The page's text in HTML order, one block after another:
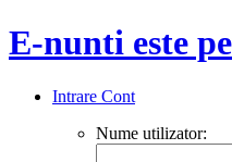
E-nunti este
Intrare Cont
Nume utilizator: